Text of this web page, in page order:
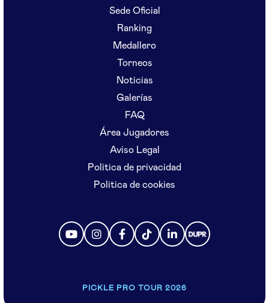
Sede Oficial
Ranking
Medallero
Torneos
Noticias
Galerías
FAQ
Área Jugadores
Aviso Legal
Politica de privacidad
Politica de cookies
PICKLE PRO TOUR 2026